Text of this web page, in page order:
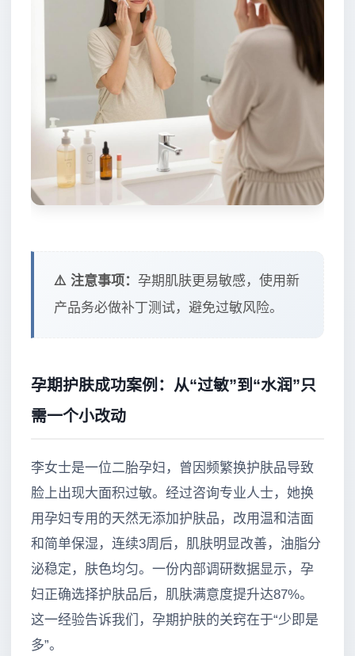
⚠️ 注意事项： 孕期肌肤更易敏感，使用新
产品务必做补丁测试，避免过敏风险。
孕期护肤成功案例：从“过敏”到“水润”只
需一个小改动
李女士是一位二胎孕妇，曾因频繁换护肤品导致
脸上出现大面积过敏。经过咨询专业人士，她换
用孕妇专用的天然无添加护肤品，改用温和洁面
和简单保湿，连续3周后，肌肤明显改善，油脂分
泌稳定，肤色均匀。一份内部调研数据显示，孕
妇正确选择护肤品后，肌肤满意度提升达87%。
这一经验告诉我们，孕期护肤的关窍在于“少即是
多”。